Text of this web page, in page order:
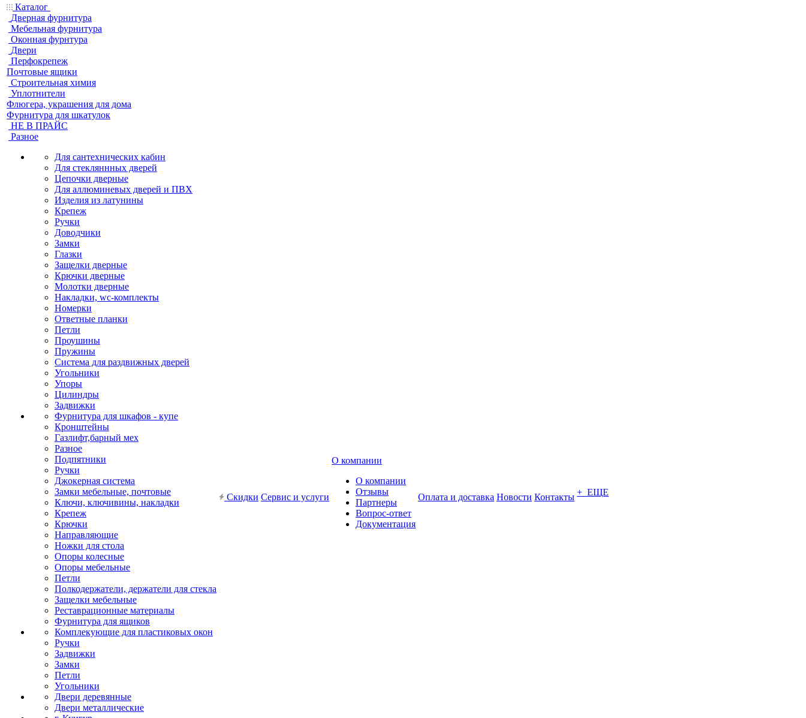
Каталог
Дверная фурнитура
Мебельная фурнитура
Оконная фурнтура
Двери
Перфокрепеж
Почтовые ящики
Строительная химия
Уплотнители
Флюгера, украшения для дома
Фурнитура для шкатулок
НЕ В ПРАЙС
Разное
Для сантехнических кабин
Для стекляннных дверей
Цепочки дверные
Для аллюминевых дверей и ПВХ
Изделия из латунины
Крепеж
Ручки
Доводчики
Замки
Глазки
Защелки дверные
Крючки дверные
Молотки дверные
Накладки, wc-комплекты
Номерки
Ответные планки
Петли
Проушины
Пружины
Система для раздвижных дверей
Угольники
Упоры
Цилиндры
Задвижки
Фурнитура для шкафов - купе
Кронштейны
Газлифт,барный мех
Разное
Подпятники
Ручки
Джокерная система
Замки мебельные, почтовые
Ключи, ключивины, накладки
Крепеж
Крючки
Направляющие
Ножки для стола
Опоры колесные
Опоры мебельные
Петли
Полкодержатели, держатели для стекла
Защелки мебельные
Реставрационные материалы
Фурнитура для ящиков
Комплекующие для пластиковых окон
Ручки
Задвижки
Замки
Петли
Угольники
Двери деревянные
Двери металлические
Скидки Сервис и услуги
О компании
О компании
Отзывы
Партнеры
Вопрос-ответ
Документация
Оплата и доставка Новости Контакты + ЕЩЕ